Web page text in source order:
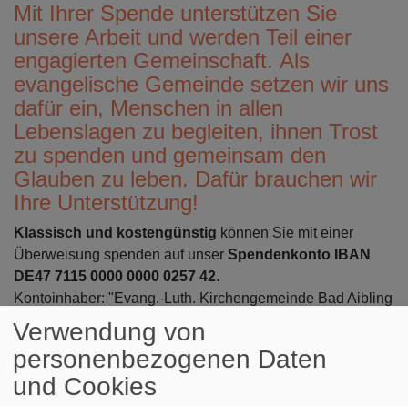
Mit Ihrer Spende unterstützen Sie
unsere Arbeit und werden Teil einer
engagierten Gemeinschaft. Als
evangelische Gemeinde setzen wir uns
dafür ein, Menschen in allen
Lebenslagen zu begleiten, ihnen Trost
zu spenden und gemeinsam den
Glauben zu leben. Dafür brauchen wir
Ihre Unterstützung!
Klassisch und kostengünstig können Sie mit einer
Überweisung spenden auf unser Spendenkonto IBAN
DE47 7115 0000 0000 0257 42.
Kontoinhaber: "Evang.-Luth. Kirchengemeinde Bad Aibling
Kolbermoor Großkarolinenfeld".
Bequem und schnellkönnen Sie hier auch online
spenden:
Verwendung von
personenbezogenen Daten
und Cookies